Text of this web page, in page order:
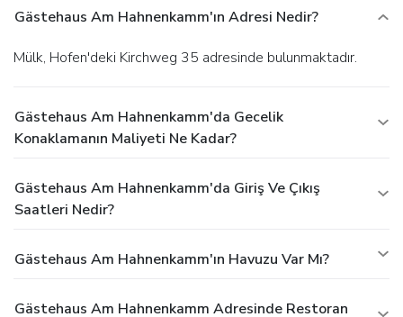
Gästehaus Am Hahnenkamm'ın Adresi Nedir?
Mülk, Hofen'deki Kirchweg 35 adresinde bulunmaktadır.
Gästehaus Am Hahnenkamm'da Gecelik
Konaklamanın Maliyeti Ne Kadar?
Gästehaus Am Hahnenkamm'da Giriş Ve Çıkış
Saatleri Nedir?
Gästehaus Am Hahnenkamm'ın Havuzu Var Mı?
Gästehaus Am Hahnenkamm Adresinde Restoran